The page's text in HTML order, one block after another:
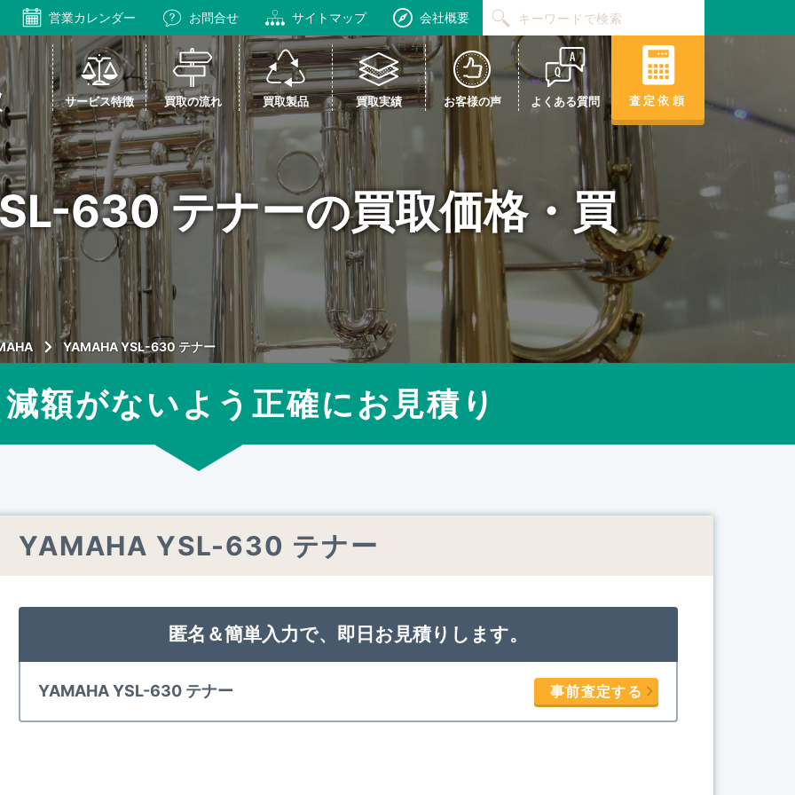
営業カレンダー お問合せ サイトマップ 会社概要
サービス特徴 買取の流れ 買取製品 買取実績 お客様の声 よくある質問 査定依頼
630 テナーの買取価格・買
YAMAHA YSL-630 テナー
額がないよう正確にお見積り
YAMAHA YSL-630 テナー
匿名＆簡単入力で、即日お見積りします。
YAMAHA YSL-630 テナー 事前査定する